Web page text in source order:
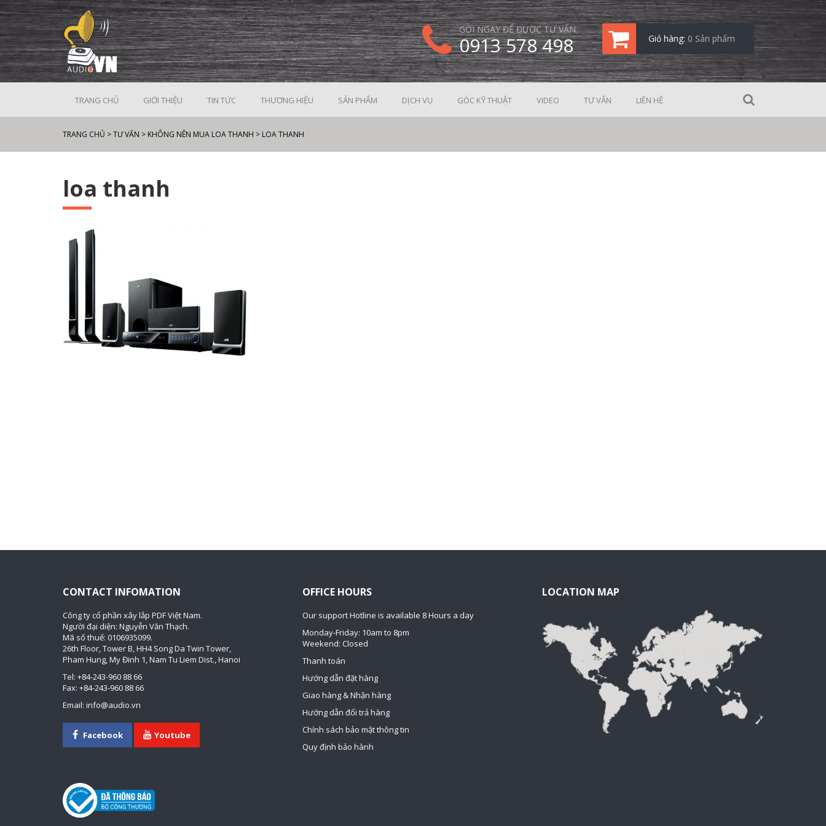
GỌI NGAY ĐỂ ĐƯỢC TƯ VẤN
0913 578 498 Giỏ hàng: 0 Sản phẩm
TRANG CHỦ GIỚI THIỆU TIN TỨC THƯƠNG HIỆU SẢN PHẨM DỊCH VỤ GÓC KỸ THUẬT VIDEO TƯ VẤN LIÊN HỆ
TRANG CHỦ >TƯ VẤN > KHÔNG NÊN MUA LOA THANH > LOA THANH
loa thanh
CONTACT INFOMATION
Công ty cổ phần xây lắp PDF Việt Nam.
Người đại diện: Nguyễn Văn Thạch.
Mã số thuế: 0106935099.
26th Floor, Tower B, HH4 Song Da Twin Tower,
Pham Hung, My Đinh 1, Nam Tu Liem Dist., Hanoi
Tel: +84-243-960 88 66
Fax: +84-243-960 88 66
Email: info@audio.vn
Facebook Youtube
OFFICE HOURS
Our support Hotline is available 8 Hours a day
Monday-Friday: 10am to 8pm
Weekend: Closed
Thanh toán
Hướng dẫn đặt hàng
Giao hàng & Nhận hàng
Hướng dẫn đổi trả hàng
Chính sách bảo mật thông tin
Quy định bảo hành
LOCATION MAP